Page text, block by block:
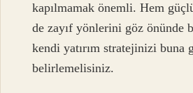
kapılmamak önemli. Hem
de zayıf yönlerini göz önünde
kendi yatırım stratejinizi buna
belirlemelisiniz.